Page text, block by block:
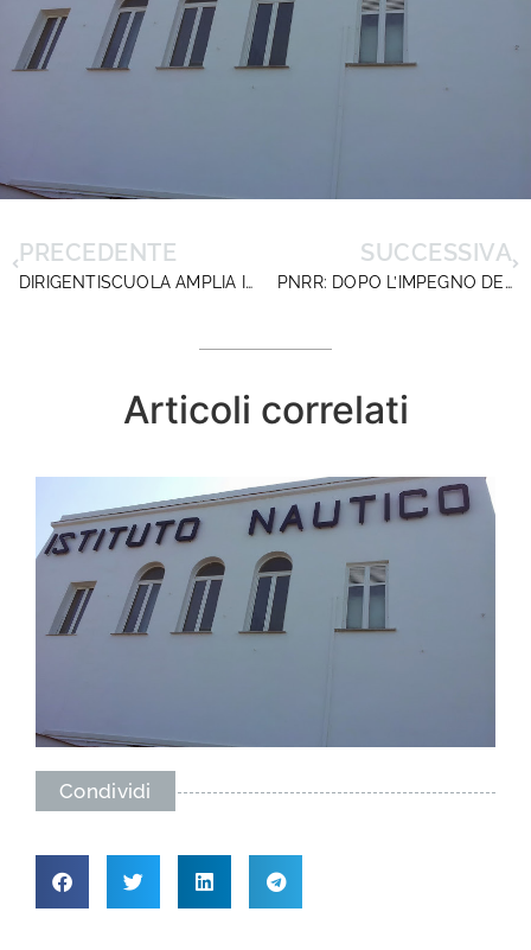
PRECEDENTE
DIRIGENTISCUOLA AMPLIA I SERVIZI ASSICURATIVI PER I SOCI: NUOVE TUTELE E POLIZZA SANITARIA
SUCCESSIVA
PNRR: DOPO L’IMPEGNO DELLE SCUOLE, ATTENDIAMO LE RISPOSTE DEL MINISTERO
Articoli correlati
Condividi